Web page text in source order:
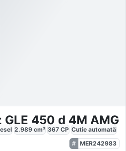
450 d 4M AMG
2.989 cm³ 367 CP Cutie automată
MER242983